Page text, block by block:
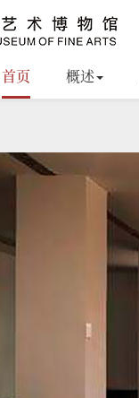
首页 概述